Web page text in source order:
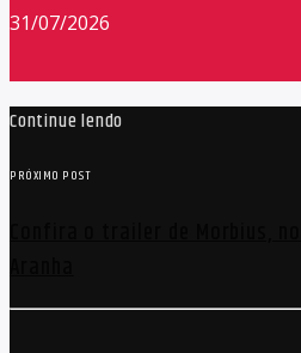
31/07/2026
Continue lendo
PRÓXIMO POST